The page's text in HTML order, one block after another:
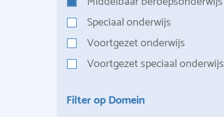
Speciaal onderwijs
Voortgezet onderwijs
Voortgezet speciaal onderwijs
Filter op Domein